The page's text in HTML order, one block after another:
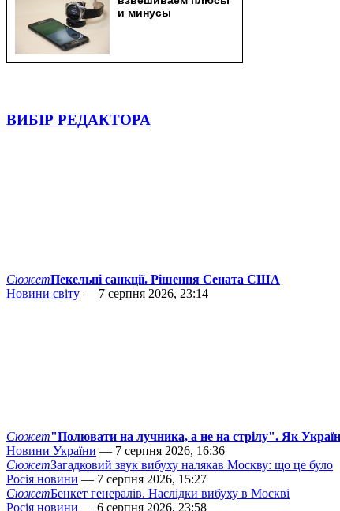
ВИБІР РЕДАКТОРА
СюжетПекельні санкції. Рішення Сената США
Новини світу — 7 серпня 2026, 23:14
Сюжет"Полювати на лучника, а не на стрілу". Як
Новини України — 7 серпня 2026, 16:36
СюжетЗагадковий звук вибуху налякав Москву: що це було
Росія новини — 7 серпня 2026, 15:27
СюжетБенкет генералів. Наслідки вибуху в Москві
Росія новини — 6 серпня 2026, 23:58